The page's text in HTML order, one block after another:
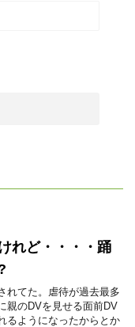
れど・・・・踊
れてた。虐待が過去最多
親のDVを見せる面前DV
るようになったからとか